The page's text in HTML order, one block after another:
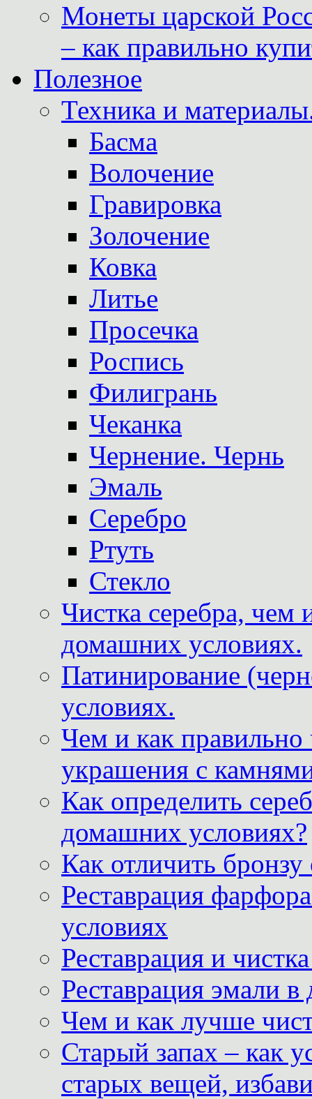
Монеты царской
– как правильно
Полезное
Техника и
Басма
Волочение
Гравировка
Золочение
Ковка
Литье
Просечка
Роспись
Филигрань
Чеканка
Чернение. Чернь
Эмаль
Серебро
Ртуть
Стекло
Чистка серебра, чем
домашних условиях.
Патинирование
условиях.
Чем и как
украшения с
Как определить
домашних условиях?
Как отличить
Реставрация
условиях
Реставрация и
Реставрация эмали
Чем и как лучше
Старый запах – как
старых вещей,